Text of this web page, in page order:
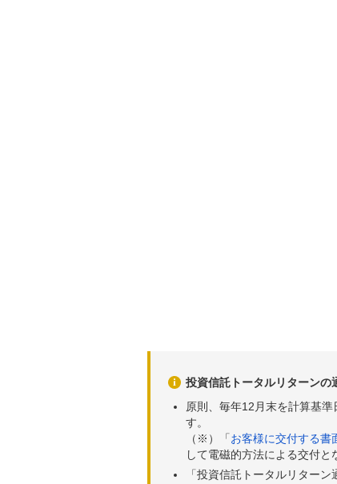
投資信託トータルリターンの
原則、毎年12月末を計算基
す。
（※）「お客様に交付する書
して電磁的方法による交付と
「投資信託トータルリター